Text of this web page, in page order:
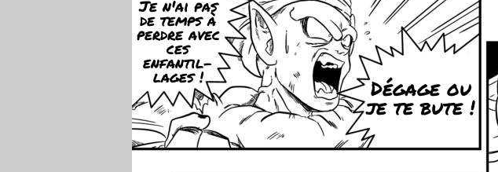
Je n'ai pas
de temps à
perdre avec
ces
enfantil-
lages ! Dégage ou
je te bute !